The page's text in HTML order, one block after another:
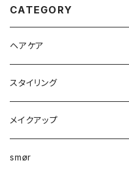
CATEGORY
ヘアケア
シャンプー
トリートメント
セラム
スタイリング
オイル
バーム
メイクアップ
トーンアップクリーム
smør